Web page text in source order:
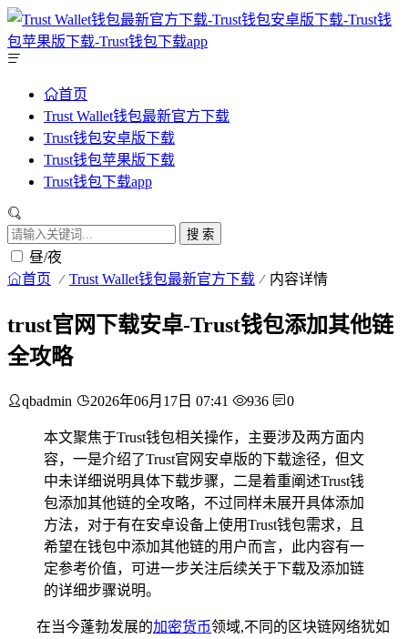
首页
Trust Wallet钱包最新官方下载
Trust钱包安卓版下载
Trust钱包苹果版下载
Trust钱包下载app
搜 索
昼/夜
首页 Trust Wallet钱包最新官方下载 内容详情
trust官网下载安卓-Trust钱包添加其他链
全攻略
qbadmin 2026年06月17日 07:41 936 0
本文聚焦于Trust钱包相关操作，主要涉及两方面内
容，一是介绍了Trust官网安卓版的下载途径，但文
中未详细说明具体下载步骤，二是着重阐述Trust钱
包添加其他链的全攻略，不过同样未展开具体添加
方法，对于有在安卓设备上使用Trust钱包需求，且
希望在钱包中添加其他链的用户而言，此内容有一
定参考价值，可进一步关注后续关于下载及添加链
的详细步骤说明。
在当今蓬勃发展的加密货币领域,不同的区块链网络犹如